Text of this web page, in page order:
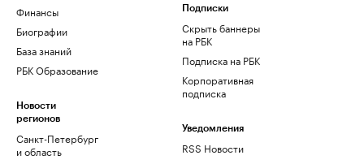
Финансы
Биографии
База знаний
РБК Образование
Новости
регионов
Санкт-Петербург
и область
Подписки
Скрыть баннеры
на РБК
Подписка на РБК
Корпоративная
подписка
Уведомления
RSS Новости